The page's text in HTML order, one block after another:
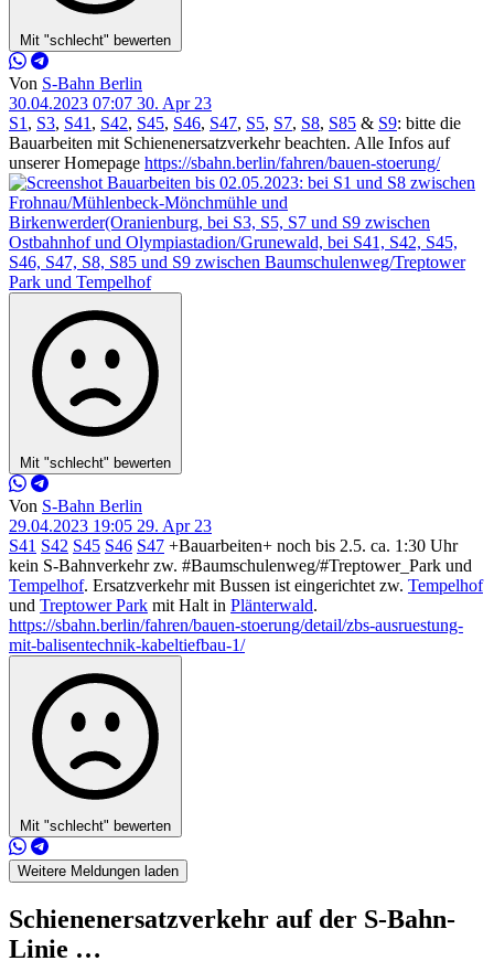
Mit "schlecht" bewerten
Von S-Bahn Berlin
30.04.2023 07:07 30. Apr 23
S1 , S3, S41 , S42, S45, S46, S47, S5, S7, S8, S85 & S9: bitte die
Bauarbeiten mit Schienenersatzverkehr beachten. Alle Infos auf
unserer Homepage https://sbahn.berlin/fahren/bauen-stoerung/
Mit "schlecht" bewerten
Von S-Bahn Berlin
29.04.2023 19:05 29. Apr 23
S41 S42 S45 S46 S47 +Bauarbeiten+ noch bis 2.5. ca. 1:30 Uhr
kein S-Bahnverkehr zw. #Baumschulenweg/#Treptower_Park und
Tempelhof. Ersatzverkehr mit Bussen ist eingerichtet zw. Tempelhof
und Treptower Park mit Halt in Plänterwald.
https://sbahn.berlin/fahren/bauen-stoerung/detail/zbs-ausruestung-
mit-balisentechnik-kabeltiefbau-1/
Mit "schlecht" bewerten
Weitere Meldungen laden
Schienenersatzverkehr auf der S-Bahn-
Linie …